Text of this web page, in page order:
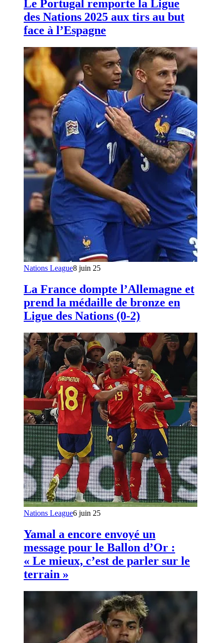
Le Portugal remporte la Ligue
des Nations 2025 aux tirs au but
face à l’Espagne
Nations League8 juin 25
La France dompte l’Allemagne et
prend la médaille de bronze en
Ligue des Nations (0-2)
Nations League6 juin 25
Yamal a encore envoyé un
message pour le Ballon d’Or :
« Le mieux, c’est de parler sur le
terrain »